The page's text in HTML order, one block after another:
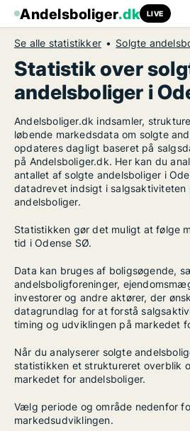
Andelsboliger.dk LIVE
Se alle statistikker Solgte
Statistik over
andelsboliger i
Andelsboliger.dk indsamler,
løbende markedsdata om solgte
opdateres dagligt baseret på
på Andelsboliger.dk. Her kan du
antallet af solgte andelsboliger i
datadrevet indsigt i salgsaktiviteten
andelsboliger.
Statistikken gør det muligt at følge
tid i Odense SØ.
Data kan bruges af boligsøgende,
andelsboligforeninger,
investorer og andre aktører, der
datagrundlag for at forstå
timing og udviklingen på markedet
Når du analyserer solgte
statistikken et struktureret overblik
markedet for andelsboliger.
Vælg periode og område nedenfor
markedsudviklingen.